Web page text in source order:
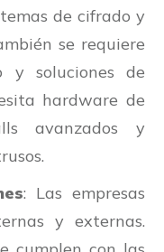
de cifrado y
se requiere
y soluciones de
hardware de
avanzados y
: Las empresas
y externas.